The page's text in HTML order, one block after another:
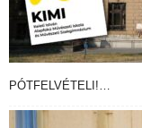
PÓTFELVÉTELI!…